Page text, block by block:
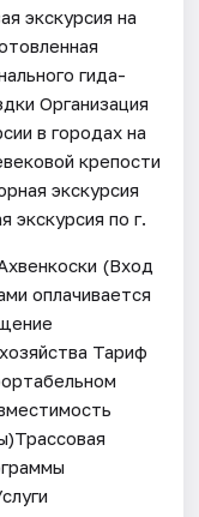
экскурсия на
гида-
Организация
в городах на
крепости
экскурсия
экскурсия по г.
(Вход
оплачивается
Тариф